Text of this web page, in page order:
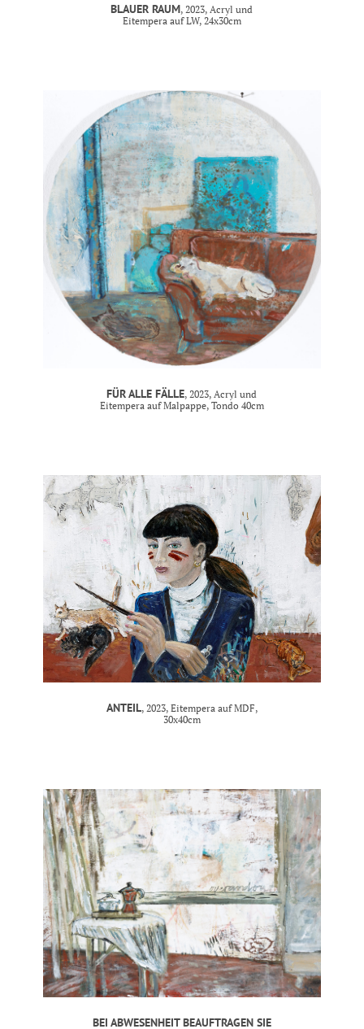
BLAUER RAUM, 2023, Acryl und
Eitempera auf LW, 24x30cm
FÜR ALLE FÄLLE, 2023, Acryl und
Eitempera auf Malpappe, Tondo 40cm
ANTEIL, 2023, Eitempera auf MDF,
30x40cm
BEI ABWESENHEIT BEAUFTRAGEN SIE